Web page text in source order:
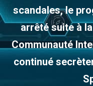
scandales, le
arrêté suite à
Communauté
continué